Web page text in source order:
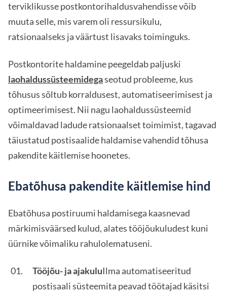
terviklikusse postkontorihaldusvahendisse võib
muuta selle, mis varem oli ressursikulu,
ratsionaalseks ja väärtust lisavaks toiminguks.
Postkontorite haldamine peegeldab paljuski
laohaldussüsteemidegaseotud probleeme, kus
tõhusus sõltub korraldusest, automatiseerimisest ja
optimeerimisest. Nii nagu laohaldussüsteemid
võimaldavad ladude ratsionaalset toimimist, tagavad
täiustatud postisaalide haldamise vahendid tõhusa
pakendite käitlemise hoonetes.
Ebatõhusa pakendite käitlemise hind
Ebatõhusa postiruumi haldamisega kaasnevad
märkimisväärsed kulud, alates tööjõukuludest kuni
üürnike võimaliku rahulolematuseni.
Tööjõu- ja ajakuluIlma automatiseeritud
postisaali süsteemita peavad töötajad käsitsi